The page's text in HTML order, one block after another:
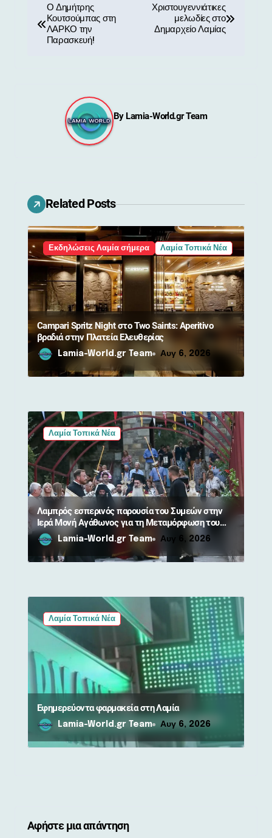
ά
ρ
θ
ρ
ω
ν
Ο Δημήτρης
Κουτσούμπας στη
ΛΑΡΚΟ την
Παρασκευή!
Χριστουγεννιάτικες
μελωδίες στο
Δημαρχείο Λαμίας
By Lamia-World.gr Team
Related Posts
Εκδηλώσεις Λαμία σήμερα Λαμία Τοπικά Νέα
Campari Spritz Night στο Two Saints: Aperitivo
βραδιά στην Πλατεία Ελευθερίας
Lamia-World.gr Team Αυγ 6, 2026
Λαμία Τοπικά Νέα
Λαμπρός εσπερινός παρουσία του Συμεών στην
Ιερά Μονή Αγάθωνος για τη Μεταμόρφωση του
ΣωτήροςLamia-World.gr Team Αυγ 6, 2026
Λαμία Τοπικά Νέα
Εφημερεύοντα φαρμακεία στη Λαμία
Lamia-World.gr Team Αυγ 6, 2026
Αφήστε μια απάντηση